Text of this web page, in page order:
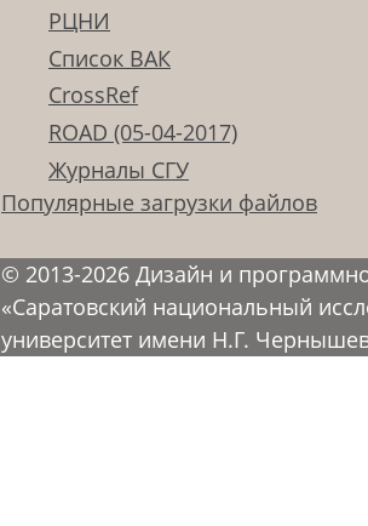
РЦНИ
Список ВАК
CrossRef
ROAD (05-04-2017)
Журналы СГУ
Популярные загрузки файлов
© 2013-2026 Дизайн и
«Саратовский национальный
университет имени Н.Г.